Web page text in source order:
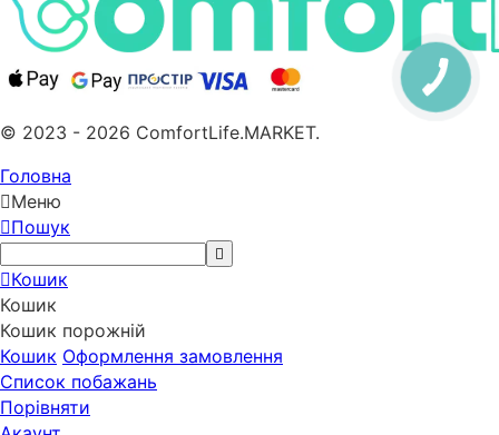
© 2023 - 2026 ComfortLife.MARKET.
Головна
Меню
Пошук
Кошик
Кошик
Кошик порожній
Кошик Оформлення замовлення
Список побажань
Порівняти